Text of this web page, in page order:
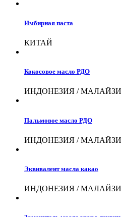
Имбирная паста
КИТАЙ
Кокосовое масло РДО
ИНДОНЕЗИЯ /
Пальмовое масло РДО
ИНДОНЕЗИЯ /
Эквивалент масла какао
ИНДОНЕЗИЯ /